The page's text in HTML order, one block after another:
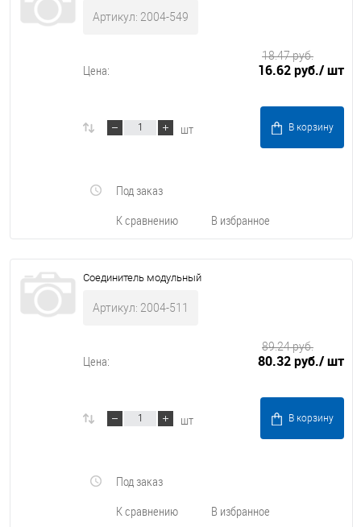
Артикул: 2004-549
Цена: 16.62 руб./ шт
18.47 руб.
шт В корзину
К сравнению В избранное
Под заказ
Соединитель модульный
Артикул: 2004-511
Цена: 80.32 руб./ шт
89.24 руб.
шт В корзину
К сравнению В избранное
Под заказ